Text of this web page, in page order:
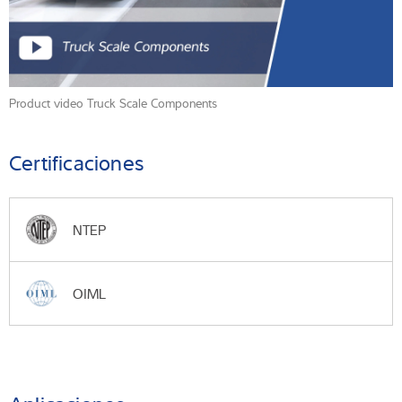
Product video Truck Scale Components
Certificaciones
NTEP
OIML